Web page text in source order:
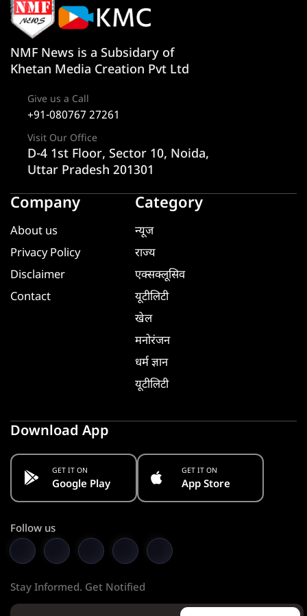
NMF News is a Subsidary of
Khetan Media Creation Pvt Ltd
Give us a Call
+91-080767 27261
Visit Our Office
D-4 1st Floor, Sector 10, Noida,
Uttar Pradesh 201301
Company
About us
Privacy Policy
Disclaimer
Contact
Category
न्यूज
राज्य
एक्सक्लूसिव
यूटीलिटी
खेल
मनोरंजन
धर्म ज्ञान
यूटीलिटी
Download App
GET IT ON
Google Play
GET IT ON
App Store
Follow us
Stay Informed. Get Notified